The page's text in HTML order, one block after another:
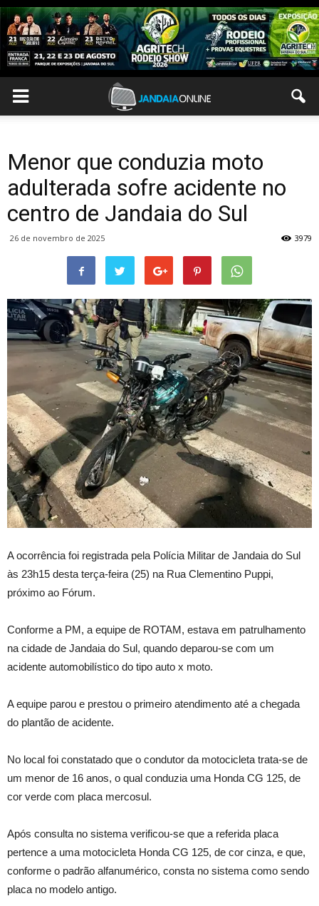
Menor que conduzia moto
adulterada sofre acidente no
centro de Jandaia do Sul
26 de novembro de 2025 3979
A ocorrência foi registrada pela Polícia Militar de Jandaia do Sul
às 23h15 desta terça-feira (25) na Rua Clementino Puppi,
próximo ao Fórum.
Conforme a PM, a equipe de ROTAM, estava em patrulhamento
na cidade de Jandaia do Sul, quando deparou-se com um
acidente automobilístico do tipo auto x moto.
A equipe parou e prestou o primeiro atendimento até a chegada
do plantão de acidente.
No local foi constatado que o condutor da motocicleta trata-se de
um menor de 16 anos, o qual conduzia uma Honda CG 125, de
cor verde com placa mercosul.
Após consulta no sistema verificou-se que a referida placa
pertence a uma motocicleta Honda CG 125, de cor cinza, e que,
conforme o padrão alfanumérico, consta no sistema como sendo
placa no modelo antigo.